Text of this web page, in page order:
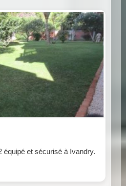
équipé et sécurisé à Ivandry.